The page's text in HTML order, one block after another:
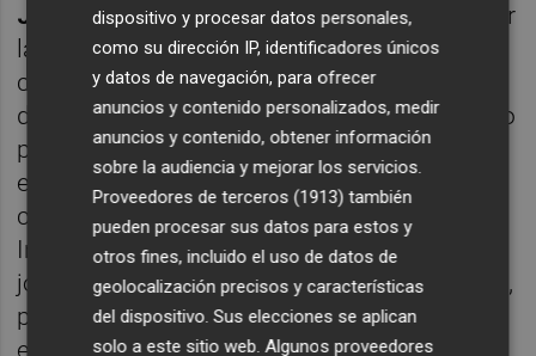
Jorge Alarte,será el encargado de coordinar
la plataforma de apoyo municipal de la
campaña. Puig ya se acercó a él en vísperas
del congreso del PSPV en 2012, estrechando
posteriormente la relación hasta convertirle
en un alcalde de su confianza. En el equipo,
concretamente en el área de Nuevas
Incorporaciones, Puig ha situado a otro
joven dirigente municipal:Antonio González ,
portavoz y secretario general local del PSPV
dispositivo y procesar datos personales,
como su dirección IP, identificadores únicos
y datos de navegación, para ofrecer
anuncios y contenido personalizados, medir
anuncios y contenido, obtener información
sobre la audiencia y mejorar los servicios.
Proveedores de terceros (1913) también
pueden procesar sus datos para estos y
otros fines, incluido el uso de datos de
geolocalización precisos y características
del dispositivo. Sus elecciones se aplican
solo a este sitio web. Algunos proveedores